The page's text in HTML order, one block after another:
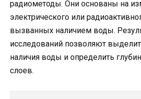
радиометоды. Они основаны на
электрического или
вызванных наличием воды.
исследований позволяют
наличия воды и определить
слоев.